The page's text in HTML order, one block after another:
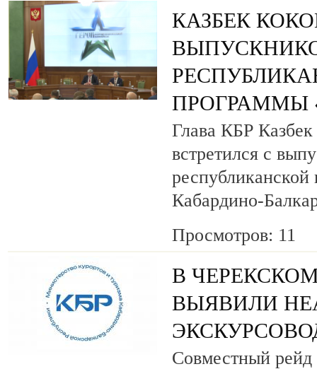
КАЗБЕК
ПРОГРАММЫ
Глава КБР Казбек
встретился с
Кабардино-
Просмотров: 11
В
ВЫЯВИЛИ
Совместный рейд